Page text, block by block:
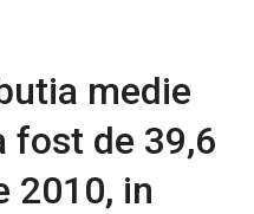
medie
fost de 39,6
2010, in